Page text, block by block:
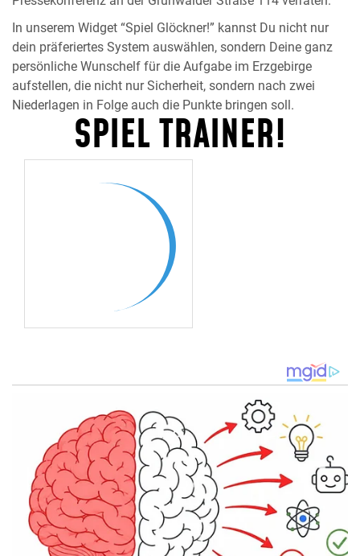
In unserem Widget “Spiel Glöckner!” kannst Du nicht nur
dein präferiertes System auswählen, sondern Deine ganz
persönliche Wunschelf für die Aufgabe im Erzgebirge
aufstellen, die nicht nur Sicherheit, sondern nach zwei
Niederlagen in Folge auch die Punkte bringen soll.
SPIEL TRAINER!